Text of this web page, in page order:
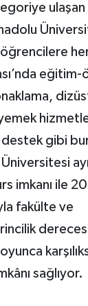
öğrencilere
eğitim-
gibi
imkanı ile
fakülte ve
sağlıyor.